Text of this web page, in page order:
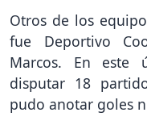
Otros de los
fue Deportivo
Marcos. En este
disputar 18
pudo anotar goles